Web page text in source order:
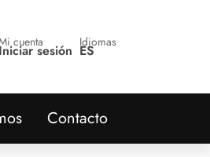
cuentasesión Idiomas
ES
Contacto